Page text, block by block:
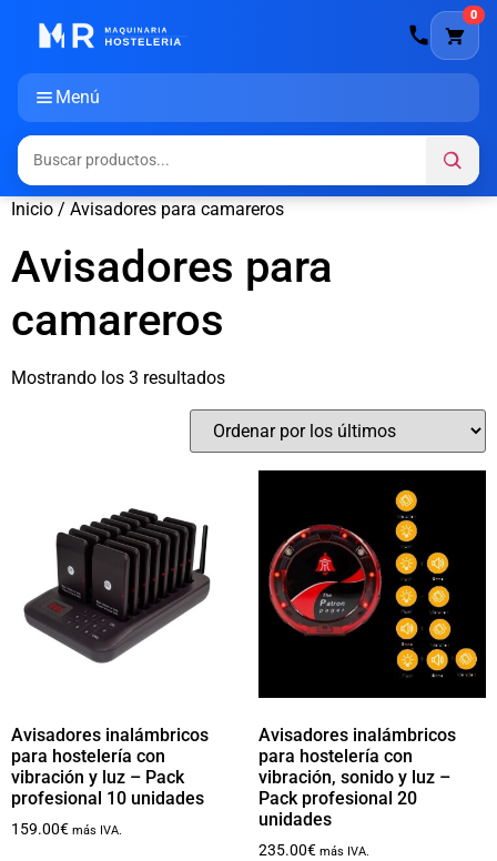
Menú
0
Inicio / Avisadores para camareros
Avisadores para
camareros
Mostrando los 3 resultados
Avisadores inalámbricos
para hostelería con
vibración y luz – Pack
profesional 10 unidades
159.00€ más IVA.
Avisadores inalámbricos
para hostelería con
vibración, sonido y luz –
Pack profesional 20
unidades
235.00€ más IVA.